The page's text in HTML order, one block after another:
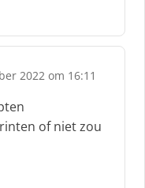
2022 om 16:11
of niet zou